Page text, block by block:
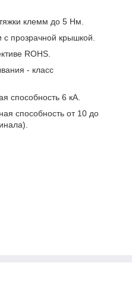
клемм до 5 Нм.
прозрачной крышкой.
ROHS.
- класс
способность 6 кА.
способность от 10 до